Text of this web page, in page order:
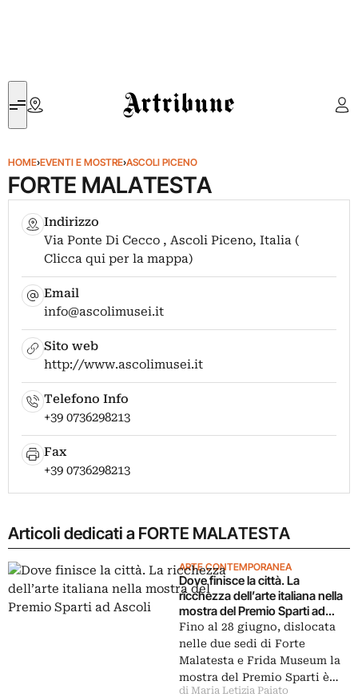
Artribune
HOME›EVENTI E MOSTRE›ASCOLI PICENO
FORTE MALATESTA
Indirizzo
Via Ponte Di Cecco , Ascoli Piceno, Italia (
Clicca qui per la mappa)
Email
info@ascolimusei.it
Sito web
http://www.ascolimusei.it
Telefono Info
+39 0736298213
Fax
+39 0736298213
Articoli dedicati a FORTE MALATESTA
ARTE CONTEMPORANEA
Dove finisce la città. La
ricchezza dell’arte italiana nella
mostra del Premio Sparti ad
Ascoli
Fino al 28 giugno, dislocata
nelle due sedi di Forte
Malatesta e Frida Museum la
mostra del Premio Sparti è…
di Maria Letizia Paiato